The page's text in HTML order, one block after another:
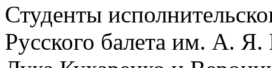
Студенты
Русского балета им. А.